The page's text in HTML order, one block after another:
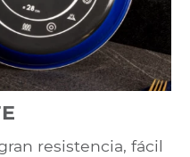
resistencia, fácil